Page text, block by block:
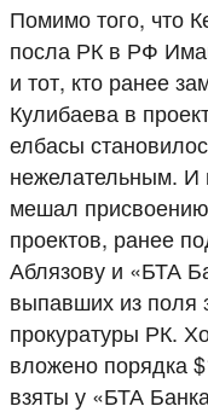
Помимо того, что
посла РК в РФ
и тот, кто ранее
Кулибаева в
елбасы
нежелательным. И
мешал
проектов, ранее
Аблязову и «БТА
выпавших из поля
прокуратуры РК.
вложено порядка
взяты у «БТА